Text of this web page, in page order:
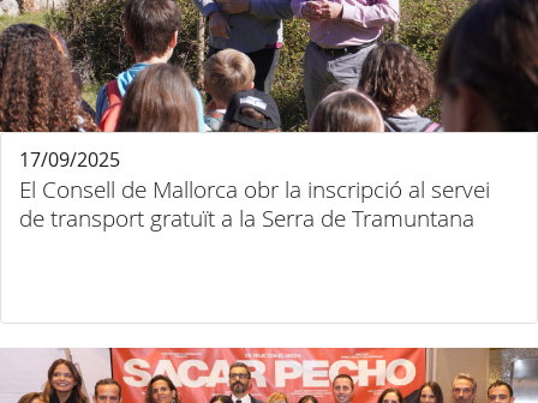
El Consell de Mallorca obr la inscripció al servei
de transport gratuït a la Serra de Tramuntana
17/09/2025